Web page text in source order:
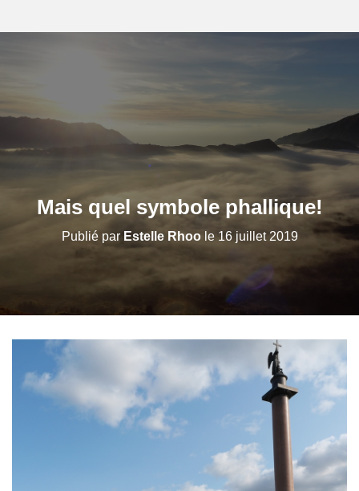
Mais quel symbole phallique!
Publié par Estelle Rhoole 16 juillet 2019